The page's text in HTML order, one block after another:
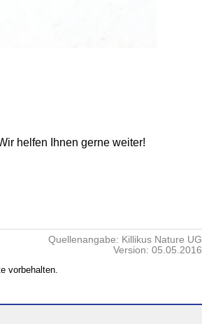
helfen Ihnen gerne weiter!
Quellenangabe: Killikus Nature UG
Version: 05.05.2016
vorbehalten.